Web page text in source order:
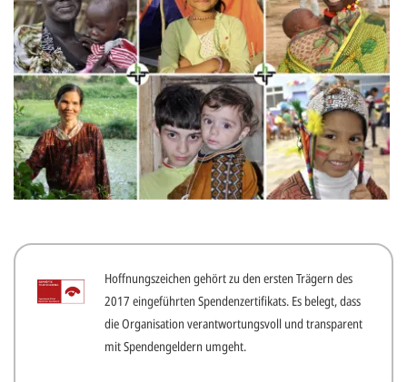
Hoffnungszeichen gehört zu den ersten Trägern des
2017 eingeführten Spendenzertifikats. Es belegt, dass
die Organisation verantwortungsvoll und transparent
mit Spendengeldern umgeht.
Cookies zu
helfen
Online-